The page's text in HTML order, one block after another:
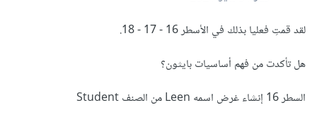
لقد قمتِ فعليا بذلك في الأسطر 16 - 17 - 18.
هل تأكدت من فهم أساسيات بايثون؟
السطر 16 إنشاء غرض اسمه Leen من الصنف Student